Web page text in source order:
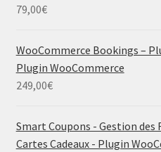
79,00€
WooCommerce Bookings –
Plugin WooCommerce
249,00€
Smart Coupons - Gestion des
Cartes Cadeaux - Plugin